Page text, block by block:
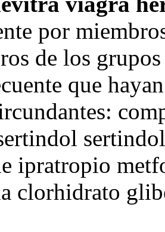
por
de los
que
ipratropio
clorhidrato